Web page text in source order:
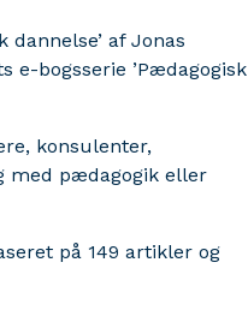
af Jonas
e-bogsserie ’Pædagogisk
konsulenter,
med pædagogik eller
på 149 artikler og